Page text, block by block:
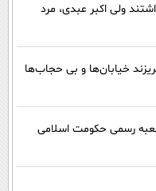
ولی اکبر عبدی، مرد
حزب اللهی بریزند خیابان‌ها و بی حجاب‌ها
رسمی حکومت اسلامی